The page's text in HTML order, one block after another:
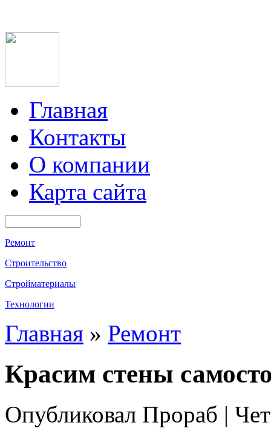
Главная
Контакты
О компании
Карта сайта
Ремонт
Строительство
Стройматериалы
Технологии
Главная » Ремонт
Красим стены
Опубликовал Прораб |